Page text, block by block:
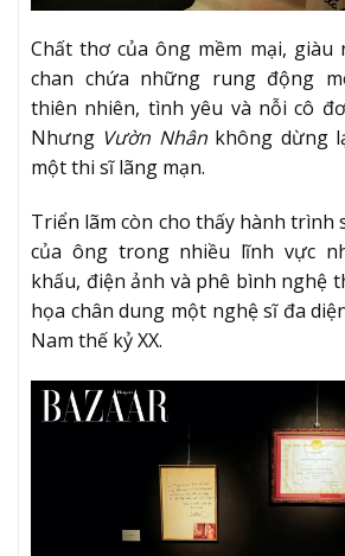
Chất thơ của ông mềm mại, giàu
chan chứa những rung động
thiên nhiên, tình yêu và nỗi cô
Nhưng Vườn Nhânkhông dừng
một thi sĩ lãng mạn.
Triển lãm còn cho thấy hành trình
của ông trong nhiều lĩnh vực
khấu, điện ảnh và phê bình nghệ
họa chân dung một nghệ sĩ đa
Nam thế kỷ XX.